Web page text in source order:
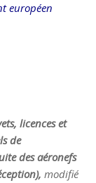
européen
licences et
de
des aéronefs
modifié